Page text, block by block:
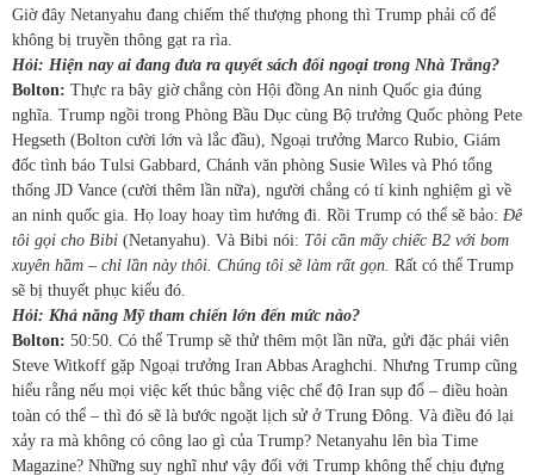
Giờ đây Netanyahu đang chiếm thế thượng phong thì Trump phải cố để
không bị truyền thông gạt ra rìa.
Hỏi: Hiện nay ai đang đưa ra quyết sách đối ngoại trong Nhà Trắng?
Bolton: Thực ra bây giờ chẳng còn Hội đồng An ninh Quốc gia đúng
nghĩa. Trump ngồi trong Phòng Bầu Dục cùng Bộ trưởng Quốc phòng Pete
Hegseth (Bolton cười lớn và lắc đầu), Ngoại trưởng Marco Rubio, Giám
đốc tình báo Tulsi Gabbard, Chánh văn phòng Susie Wiles và Phó tổng
thống JD Vance (cười thêm lần nữa), người chẳng có tí kinh nghiệm gì về
an ninh quốc gia. Họ loay hoay tìm hướng đi. Rồi Trump có thể sẽ bảo: Để
tôi gọi cho Bibi (Netanyahu). Và Bibi nói: Tôi cần mấy chiếc B2 với bom
xuyên hầm – chỉ lần này thôi. Chúng tôi sẽ làm rất gọn. Rất có thể Trump
sẽ bị thuyết phục kiểu đó.
Hỏi: Khả năng Mỹ tham chiến lớn đến mức nào?
Bolton: 50:50. Có thể Trump sẽ thử thêm một lần nữa, gửi đặc phái viên
Steve Witkoff gặp Ngoại trưởng Iran Abbas Araghchi. Nhưng Trump cũng
hiểu rằng nếu mọi việc kết thúc bằng việc chế độ Iran sụp đổ – điều hoàn
toàn có thể – thì đó sẽ là bước ngoặt lịch sử ở Trung Đông. Và điều đó lại
xảy ra mà không có công lao gì của Trump? Netanyahu lên bìa Time
Magazine? Những suy nghĩ như vậy đối với Trump không thể chịu đựng